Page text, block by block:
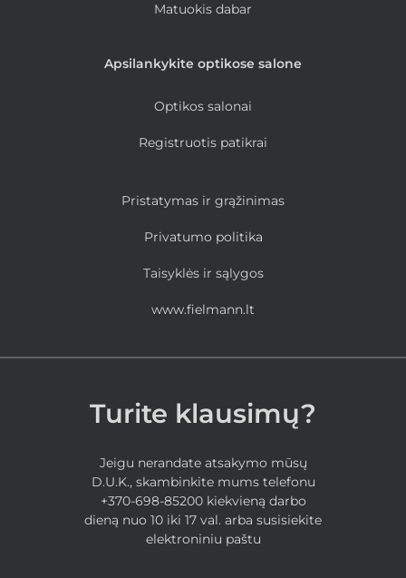
Matuokis dabar
Apsilankykite optikose salone
Optikos salonai
Registruotis patikrai
Pristatymas ir grąžinimas
Privatumo politika
Taisyklės ir sąlygos
www.fielmann.lt
Turite klausimų?
Jeigu nerandate atsakymo mūsų
D.U.K., skambinkite mums telefonu
+370-698-85200 kiekvieną darbo
dieną nuo 10 iki 17 val. arba susisiekite
elektroniniu paštu